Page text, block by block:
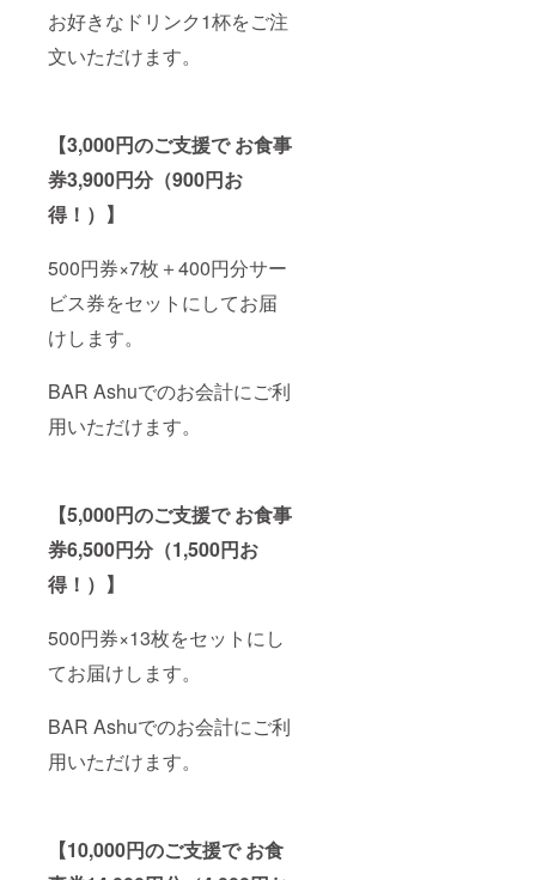
お好きなドリンク1杯をご注
文いただけます。
【3,000円のご支援で お食事
券3,900円分（900円お
得！）】
500円券×7枚＋400円分サー
ビス券をセットにしてお届
けします。
BAR Ashuでのお会計にご利
用いただけます。
【5,000円のご支援で お食事
券6,500円分（1,500円お
得！）】
500円券×13枚をセットにし
てお届けします。
BAR Ashuでのお会計にご利
用いただけます。
【10,000円のご支援で お食